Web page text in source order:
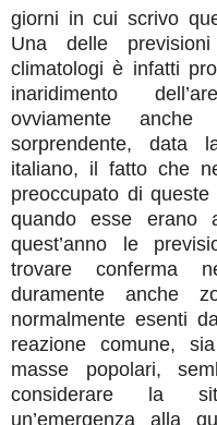
giorni in cui scrivo
Una delle
climatologi è infatti
inaridimento
ovviamente
sorprendente, data
italiano, il fatto che
preoccupato di
quando esse erano
quest’anno le
trovare conferma
duramente anche
normalmente esenti
reazione comune,
masse popolari,
considerare la
un’emergenza alla